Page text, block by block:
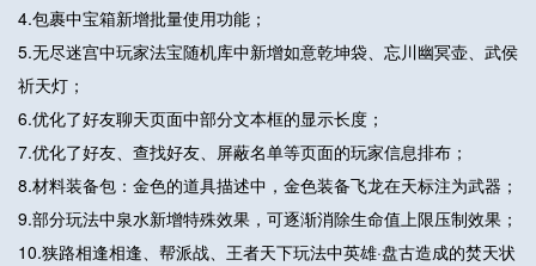
4.包裹中宝箱新增批量使用功能；
5.无尽迷宫中玩家法宝随机库中新增如意乾坤袋、忘川幽冥壶、武侯
祈天灯；
6.优化了好友聊天页面中部分文本框的显示长度；
7.优化了好友、查找好友、屏蔽名单等页面的玩家信息排布；
8.材料装备包：金色的道具描述中，金色装备飞龙在天标注为武器；
9.部分玩法中泉水新增特殊效果，可逐渐消除生命值上限压制效果；
10.狭路相逢相逢、帮派战、王者天下玩法中英雄·盘古造成的焚天状